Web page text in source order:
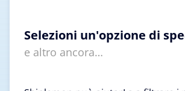
Selezioni un'opzione di
e altro ancora…